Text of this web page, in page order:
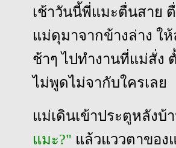
เช้าวันนี้พี่แมะตื่นสาย
แม่ดุมาจากข้างล่าง ใ
ช้าๆ ไปทำงานที่แม่สั่ง
ไม่พูดไม่จากับใครเลย
แม่เดินเข้าประตูหลังบ้
แมะ?" แล้วแววตาของ